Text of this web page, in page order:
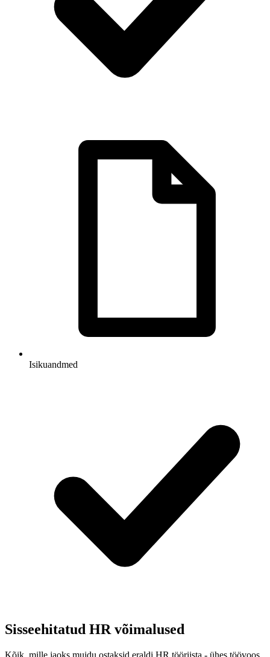
Isikuandmed
Sisseehitatud HR võimalused
Kõik, mille jaoks muidu ostaksid eraldi HR tööriista - ühes töövoos.